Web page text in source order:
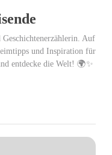
Auf
und Inspiration für
entdecke die Welt! 🌍✨